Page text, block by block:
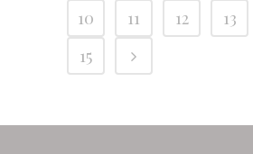
10
11 12 13
15